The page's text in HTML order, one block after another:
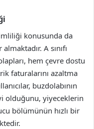
konusunda da
A sınıfı
hem çevre dostu
faturalarını azaltma
buzdolabının
olduğunu, yiyeceklerin
bölümünün hızlı bir